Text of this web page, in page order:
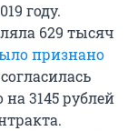
году.
629 тысяч
признано
3145 рублей